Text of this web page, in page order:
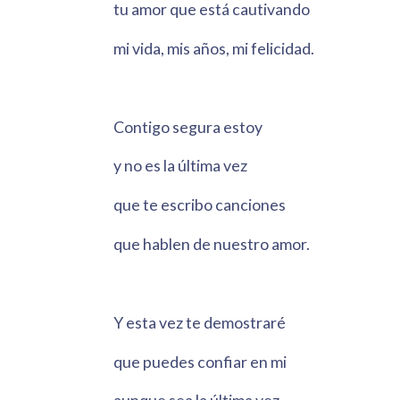
tu amor que está cautivando
mi vida, mis años, mi felicidad.
Contigo segura estoy
y no es la última vez
que te escribo canciones
que hablen de nuestro amor.
Y esta vez te demostraré
que puedes confiar en mi